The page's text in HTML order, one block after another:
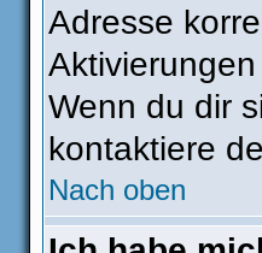
Adresse
Wenn du dir
kontaktiere
Nach oben